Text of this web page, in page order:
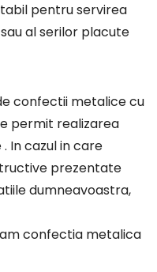
pentru servirea
al serilor placute
confectii metalice cu
permit realizarea
In cazul in care
prezentate
dumneavoastra,
confectia metalica